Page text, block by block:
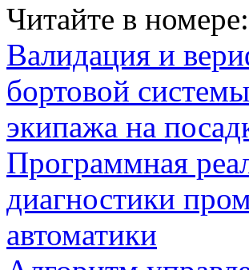
Читайте в номере:
Валидация и
бортовой
экипажа на
Программная
диагностики
автоматики